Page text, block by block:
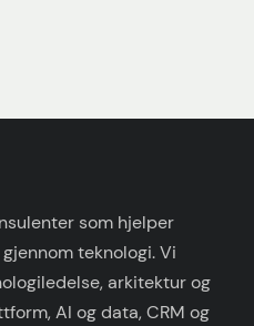
som hjelper
teknologi. Vi
arkitektur og
AI og data, CRM og